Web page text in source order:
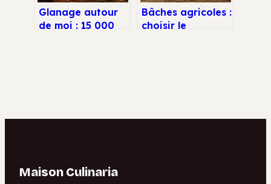
Glanage autour
de moi : 15 000
Bâches agricoles :
choisir le
Maison Culinaria